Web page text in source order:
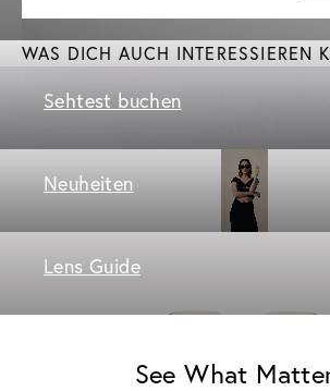
WAS DICH AUCH INTERESSIEREN
Sehtest buchen
Neuheiten
Lens Guide
See What